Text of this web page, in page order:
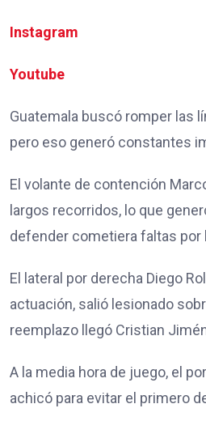
Instagram
Youtube
Guatemala buscó romper las
pero eso generó constantes
El volante de contención
largos recorridos, lo que
defender cometiera faltas por
El lateral por derecha Diego
actuación, salió lesionado
reemplazo llegó Cristian
A la media hora de juego, el
achicó para evitar el primero